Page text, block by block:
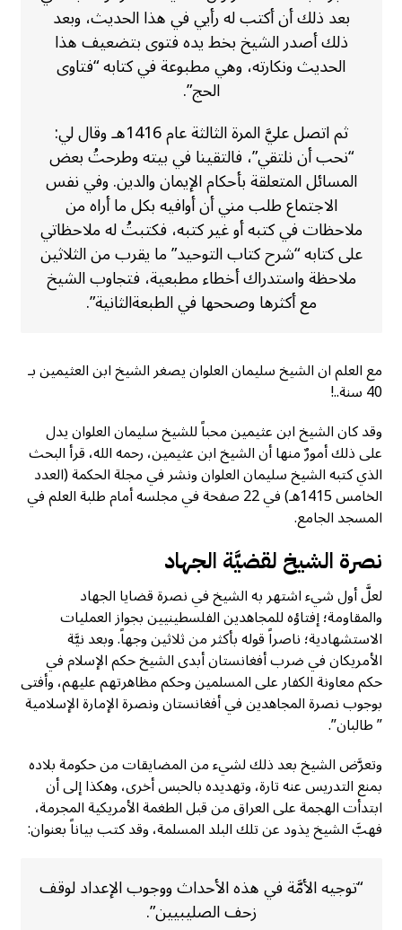
بعد ذلك أن أكتب له رأيي في هذا الحديث، وبعد
ذلك أصدر الشيخ بخط يده فتوى بتضعيف هذا
الحديث ونكارته، وهي مطبوعة في كتابه “فتاوى
الحج”.
ثم اتصل عليَّ المرة الثالثة عام 1416هـ وقال لي:
“نحب أن نلتقي”، فالتقينا في بيته وطرحتُ بعض
المسائل المتعلقة بأحكام الإيمان والدين. وفي نفس
الاجتماع طلب مني أن أوافيه بكل ما أراه من
ملاحظات في كتبه أو غير كتبه، فكتبتُ له ملاحظاتي
على كتابه “شرح كتاب التوحيد” ما يقرب من الثلاثين
ملاحظة واستدراك أخطاء مطبعية، فتجاوب الشيخ
مع أكثرها وصححها في الطبعةالثانية”.
مع العلم ان الشيخ سليمان العلوان يصغر الشيخ ابن العثيمين بـ
40 سنة..!
وقد كان الشيخ ابن عثيمين محباً للشيخ سليمان العلوان يدل
على ذلك أمورٌ منها أن الشيخ ابن عثيمين، رحمه الله، قرأ البحث
الذي كتبه الشيخ سليمان العلوان ونشر في مجلة الحكمة (العدد
الخامس 1415هـ) في 22 صفحة في مجلسه أمام طلبة العلم في
المسجد الجامع.
نصرة الشيخ لقضيَّة الجهاد
لعلَّ أول شيء اشتهر به الشيخ في نصرة قضايا الجهاد
والمقاومة؛ إفتاؤه للمجاهدين الفلسطينيين بجواز العمليات
الاستشهادية؛ ناصراً قوله بأكثر من ثلاثين وجهاً. وبعد نيَّة
الأمريكان في ضرب أفغانستان أبدى الشيخ حكم الإسلام في
حكم معاونة الكفار على المسلمين وحكم مظاهرتهم عليهم، وأفتى
بوجوب نصرة المجاهدين في أفغانستان ونصرة الإمارة الإسلامية
” طالبان”.
وتعرَّض الشيخ بعد ذلك لشيء من المضايقات من حكومة بلاده
بمنع التدريس عنه تارة، وتهديده بالحبس أخرى، وهكذا إلى أن
ابتدأت الهجمة على العراق من قبل الطغمة الأمريكية المجرمة،
فهبَّ الشيخ يذود عن تلك البلد المسلمة، وقد كتب بياناً بعنوان:
“توجيه الأمَّة في هذه الأحداث ووجوب الإعداد لوقف
زحف الصليبيين”.